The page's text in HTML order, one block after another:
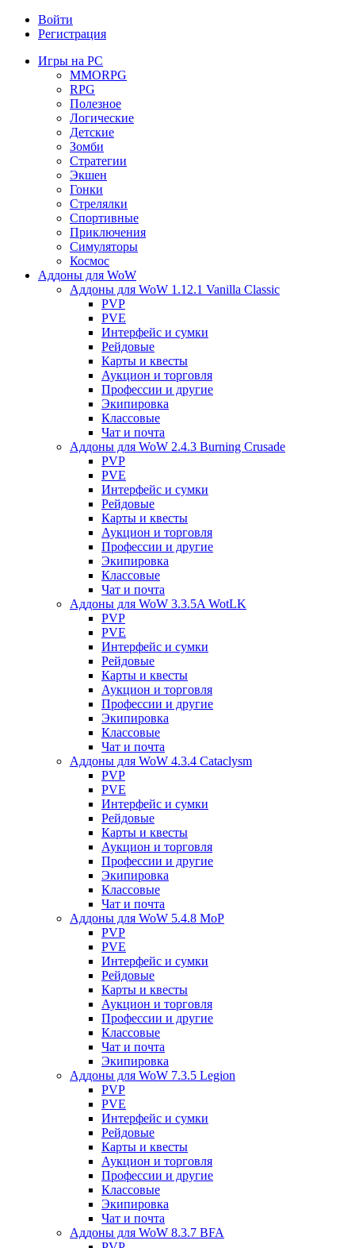
Войти
Регистрация
Игры на PC
MMORPG
RPG
Полезное
Логические
Детские
Зомби
Стратегии
Экшен
Гонки
Стрелялки
Спортивные
Приключения
Симуляторы
Космос
Аддоны для WoW
Аддоны для WoW 1.12.1 Vanilla Classic
PVP
PVE
Интерфейс и сумки
Рейдовые
Карты и квесты
Аукцион и торговля
Профессии и другие
Экипировка
Классовые
Чат и почта
Аддоны для WoW 2.4.3 Burning Crusade
PVP
PVE
Интерфейс и сумки
Рейдовые
Карты и квесты
Аукцион и торговля
Профессии и другие
Экипировка
Классовые
Чат и почта
Аддоны для WoW 3.3.5A WotLK
PVP
PVE
Интерфейс и сумки
Рейдовые
Карты и квесты
Аукцион и торговля
Профессии и другие
Экипировка
Классовые
Чат и почта
Аддоны для WoW 4.3.4 Cataclysm
PVP
PVE
Интерфейс и сумки
Рейдовые
Карты и квесты
Аукцион и торговля
Профессии и другие
Экипировка
Классовые
Чат и почта
Аддоны для WoW 5.4.8 MoP
PVP
PVE
Интерфейс и сумки
Рейдовые
Карты и квесты
Аукцион и торговля
Профессии и другие
Классовые
Чат и почта
Экипировка
Аддоны для WoW 7.3.5 Legion
PVP
PVE
Интерфейс и сумки
Рейдовые
Карты и квесты
Аукцион и торговля
Профессии и другие
Классовые
Экипировка
Чат и почта
Аддоны для WoW 8.3.7 BFA